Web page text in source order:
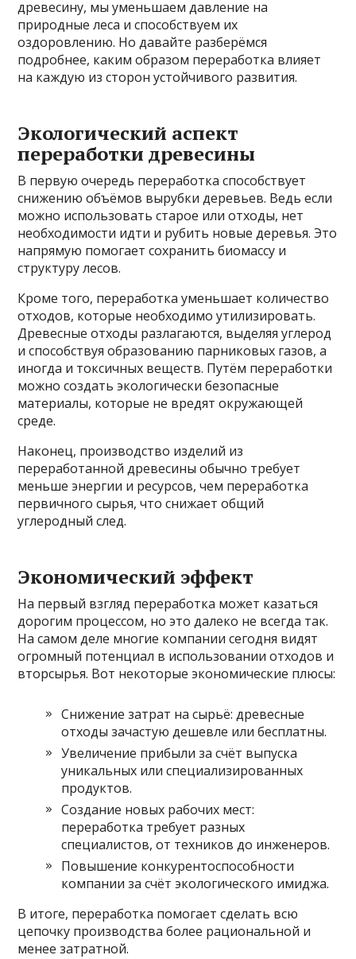
древесину, мы уменьшаем давление на
природные леса и способствуем их
оздоровлению. Но давайте разберёмся
подробнее, каким образом переработка влияет
на каждую из сторон устойчивого развития.
Экологический аспект
переработки древесины
В первую очередь переработка способствует
снижению объёмов вырубки деревьев. Ведь если
можно использовать старое или отходы, нет
необходимости идти и рубить новые деревья. Это
напрямую помогает сохранить биомассу и
структуру лесов.
Кроме того, переработка уменьшает количество
отходов, которые необходимо утилизировать.
Древесные отходы разлагаются, выделяя углерод
и способствуя образованию парниковых газов, а
иногда и токсичных веществ. Путём переработки
можно создать экологически безопасные
материалы, которые не вредят окружающей
среде.
Наконец, производство изделий из
переработанной древесины обычно требует
меньше энергии и ресурсов, чем переработка
первичного сырья, что снижает общий
углеродный след.
Экономический эффект
На первый взгляд переработка может казаться
дорогим процессом, но это далеко не всегда так.
На самом деле многие компании сегодня видят
огромный потенциал в использовании отходов и
вторсырья. Вот некоторые экономические плюсы:
Снижение затрат на сырьё: древесные
отходы зачастую дешевле или бесплатны.
Увеличение прибыли за счёт выпуска
уникальных или специализированных
продуктов.
Создание новых рабочих мест:
переработка требует разных
специалистов, от техников до инженеров.
Повышение конкурентоспособности
компании за счёт экологического имиджа.
В итоге, переработка помогает сделать всю
цепочку производства более рациональной и
менее затратной.